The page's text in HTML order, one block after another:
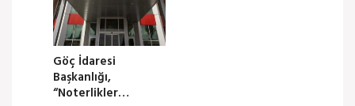
Göç İdaresi
Başkanlığı,
“Noterlikler